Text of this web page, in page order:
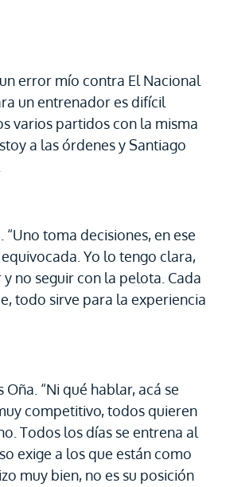
error mío contra El Nacional
un entrenador es difícil
varios partidos con la misma
a las órdenes y Santiago
toma decisiones, en ese
Yo lo tengo clara,
no seguir con la pelota. Cada
todo sirve para la experiencia
“Ni qué hablar, acá se
competitivo, todos quieren
Todos los días se entrena al
exige a los que están como
muy bien, no es su posición